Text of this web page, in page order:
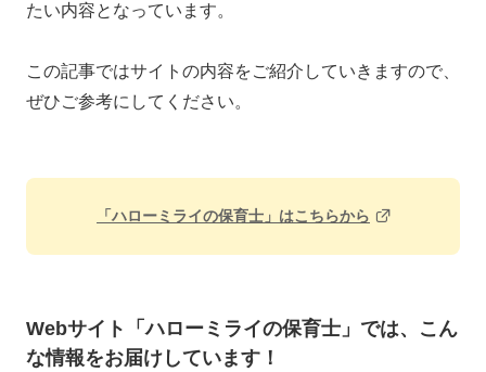
たい内容となっています。
この記事ではサイトの内容をご紹介していきますので、
ぜひご参考にしてください。
「ハローミライの保育士」はこちらから
Webサイト「ハローミライの保育士」では、こん
な情報をお届けしています！